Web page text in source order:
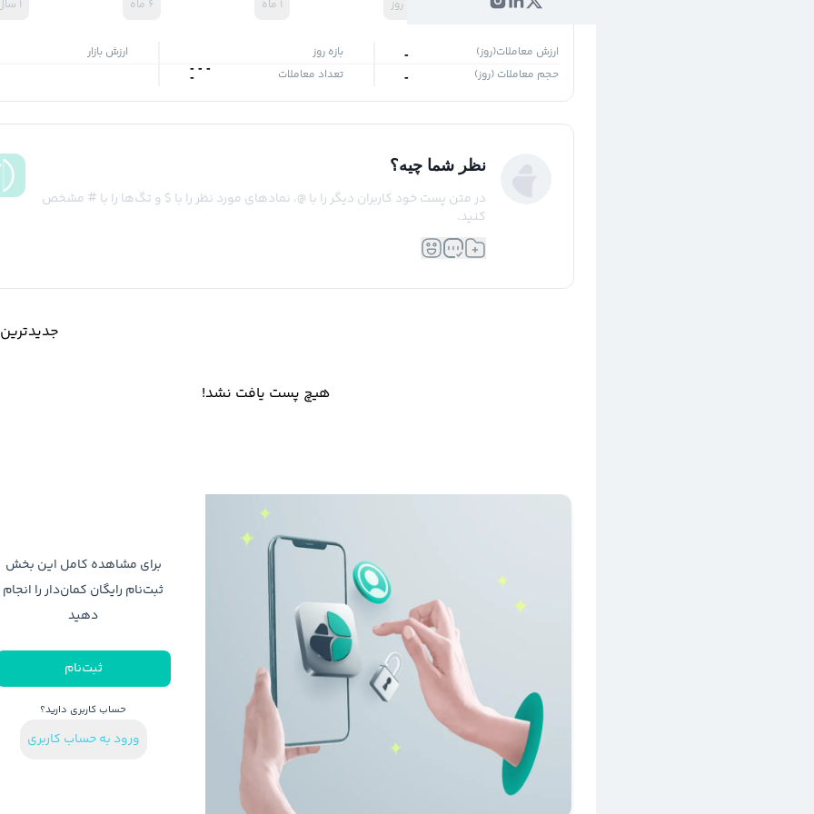
۱روز ۱ ماه ۶ ماه ۱ سال
ارزش معاملات(روز) - بازه روز
-
-
-
ارزش بازار
حجم معاملات (روز)
- تعداد معاملات -
نظر شما چیه؟
در متن پست خود کاربران دیگر را با @، نمادهای مورد نظر را با $ و تگ‌ها را با # مشخص
کنید.
هیچ پست یافت نشد!
برای مشاهده کامل این بخش
ثبت‌نام رایگان کمان‌دار را انجام
دهید
ثبت‌نام
حساب کاربری دارید؟
ورود به حساب کاربری